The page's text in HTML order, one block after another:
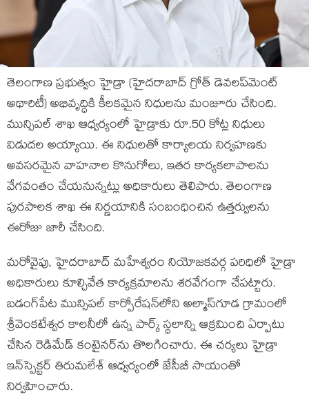
తెలంగాణ ప్రభుత్వం హైడ్రా (హైదరాబాద్ గ్రోత్ డెవలప్‌మెంట్
అథారిటీ) అభివృద్ధికి కీలకమైన నిధులను మంజూరు చేసింది.
మున్సిపల్ శాఖ ఆధ్వర్యంలో హైడ్రాకు రూ.50 కోట్ల నిధులు
విడుదల అయ్యాయి. ఈ నిధులతో కార్యాలయ నిర్వహణకు
అవసరమైన వాహనాల కొనుగోలు, ఇతర కార్యకలాపాలను
వేగవంతం చేయనున్నట్లు అధికారులు తెలిపారు. తెలంగాణ
పురపాలక శాఖ ఈ నిర్ణయానికి సంబంధించిన ఉత్తర్వులను
ఈరోజు జారీ చేసింది.
మరోవైపు, హైదరాబాద్ మహేశ్వరం నియోజకవర్గ పరిధిలో హైడ్రా
అధికారులు కూల్చివేత కార్యక్రమాలను శరవేగంగా చేపట్టారు.
బడంగ్‌పేట మున్సిపల్ కార్పోరేషన్‌లోని అల్మాస్‌గూడ గ్రామంలో
శ్రీవెంకటేశ్వర కాలనీలో ఉన్న పార్క్ స్థలాన్ని ఆక్రమించి ఏర్పాటు
చేసిన రెడిమేడ్ కంటైనర్‌ను తొలగించారు. ఈ చర్యలు హైడ్రా
ఇన్‌స్పెక్టర్ తిరుమలేశ్ ఆధ్వర్యంలో జేసీబీ సాయంతో
నిర్వహించారు.